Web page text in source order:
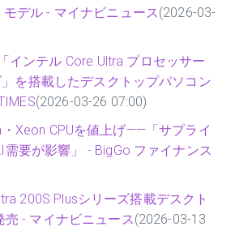
デル - マイナビニュース(2026-03-
「インテル Core Ultra プロセッサー
を搭載したデスクトップパソコン
(2026-03-26 07:00)
・Xeon CPUを値上げ——「サプライ
要が影響」 - BigGo ファイナンス
200S Plusシリーズ搭載デスクト
売 - マイナビニュース(2026-03-13